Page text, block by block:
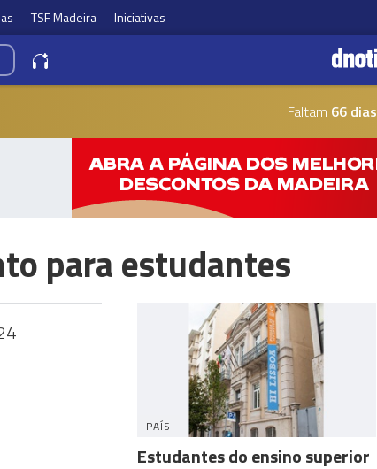
TSF Madeira Iniciativas
Faltam 66 dias
para estudantes
PAÍS
Estudantes do ensino superior